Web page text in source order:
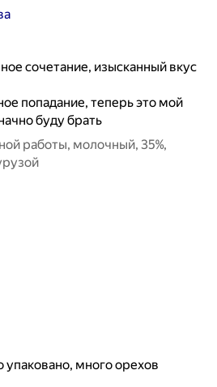
сочетание, изысканный вкус
попадание, теперь это мой
буду брать
работы, молочный, 35%,
упаковано, много орехов